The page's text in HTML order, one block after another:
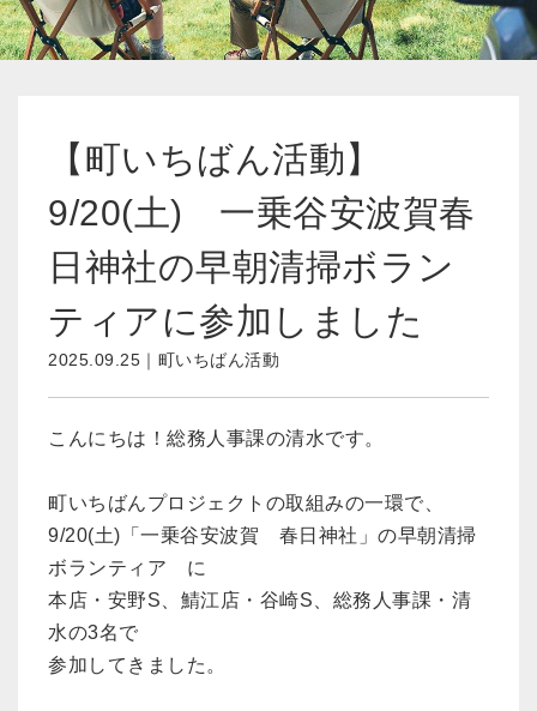
【町いちばん活動】
9/20(土) 一乗谷安波賀春
日神社の早朝清掃ボラン
ティアに参加しました
2025.09.25｜町いちばん活動
こんにちは！総務人事課の清水です。
町いちばんプロジェクトの取組みの一環で、
9/20(土)「一乗谷安波賀 春日神社」の早朝清掃
ボランティア に
本店・安野S、鯖江店・谷崎S、総務人事課・清
水の3名で
参加してきました。